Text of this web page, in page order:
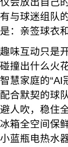
有与球迷组队
是：亲签球衣
趣味互动只是
碰撞出什么火
智慧家庭的“AI
配合默契的球
避人吹，稳住
冰箱全空间保
小蓝瓶电热水